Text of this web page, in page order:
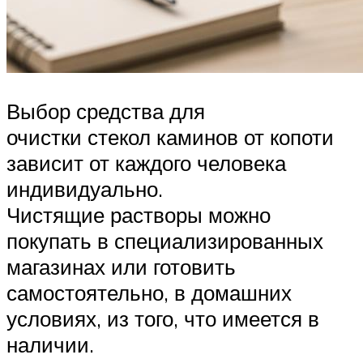
Выбор средства для
очистки стекол каминов от копоти
зависит от каждого человека
индивидуально.
Чистящие растворы можно
покупать в специализированных
магазинах или готовить
самостоятельно, в домашних
условиях, из того, что имеется в
наличии.